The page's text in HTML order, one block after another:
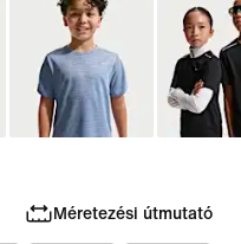
Méretezési útmutató